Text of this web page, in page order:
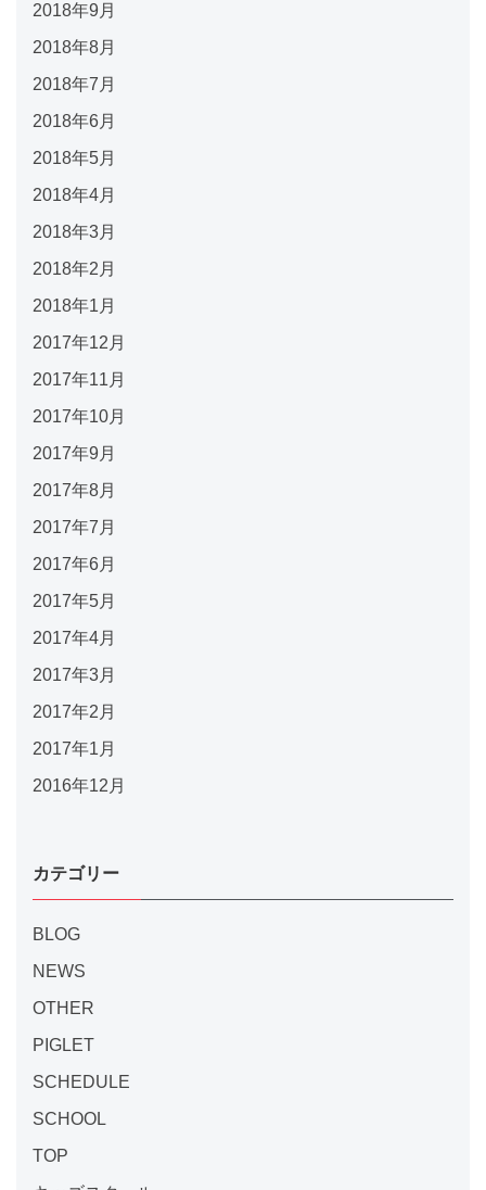
2018年9月
2018年8月
2018年7月
2018年6月
2018年5月
2018年4月
2018年3月
2018年2月
2018年1月
2017年12月
2017年11月
2017年10月
2017年9月
2017年8月
2017年7月
2017年6月
2017年5月
2017年4月
2017年3月
2017年2月
2017年1月
2016年12月
カテゴリー
BLOG
NEWS
OTHER
PIGLET
SCHEDULE
SCHOOL
TOP